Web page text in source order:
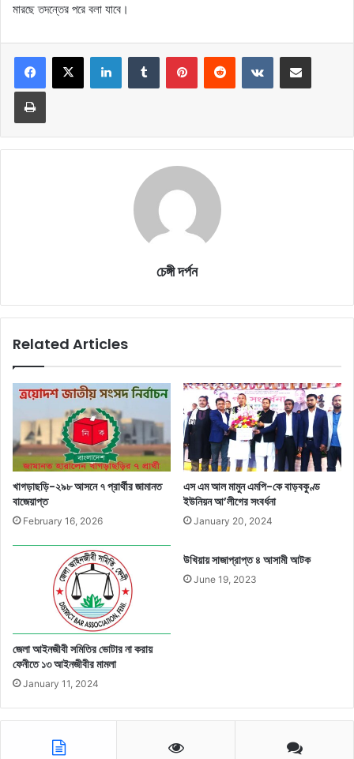
মারছে তদন্তের পরে বলা যাবে।
LinkedInTumblr PinterestReddit VKontakteShare via Email
Print
চেঙ্গী দর্পন
Related Articles
খাগড়াছড়ি-২৯৮ আসনে ৭ প্রার্থীর জামানত
বাজেয়াপ্ত
February 16, 2026
এস এম আল মামুন এমপি-কে বাড়বকুণ্ড
ইউনিয়ন আ’লীগের সংবর্ধনা
January 20, 2024
জেলা আইনজীবী সমিতির ভোটার না করায়
ফেনীতে ১৩ আইনজীবীর মামলা
January 11, 2024
উখিয়ায় সাজাপ্রাপ্ত ৪ আসামী আটক
June 19, 2023